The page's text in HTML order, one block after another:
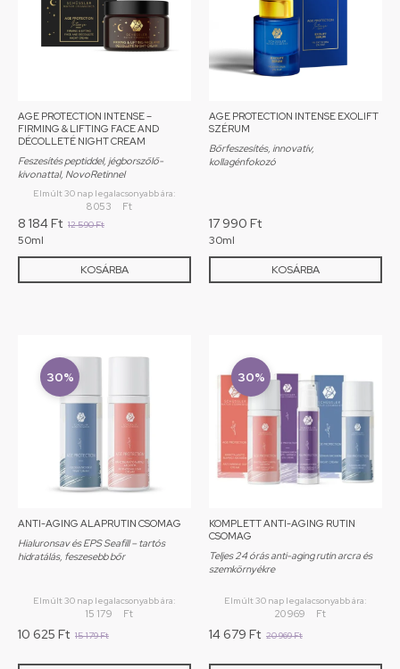
AGE PROTECTION INTENSE –
FIRMING & LIFTING FACE AND
DÉCOLLETÉ NIGHT CREAM
Feszesítés peptiddel, jégborszőlő-
kivonattal, NovoRetinnel
KOSÁRBA
Elmúlt 30 nap legalacsonyabb ára:
8 053 Ft
12 590Ft
8 184Ft
50ml
AGE PROTECTION INTENSE EXOLIFT
SZÉRUM
Bőrfeszesítés, innovatív,
kollagénfokozó
KOSÁRBA
17 990 Ft
30ml
30%
ANTI-AGING ALAPRUTIN CSOMAG
Hialuronsav és EPS Seafill – tartós
hidratálás, feszesebb bőr
Elmúlt 30 nap legalacsonyabb ára:
15 179 Ft
15 179Ft
10 625 Ft
30%
KOMPLETT ANTI-AGING RUTIN
CSOMAG
Teljes 24 órás anti-aging rutin arcra és
szemkörnyékre
Elmúlt 30 nap legalacsonyabb ára:
20 969 Ft
20 969Ft
14 679 Ft